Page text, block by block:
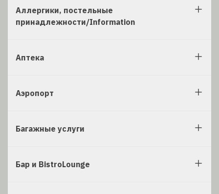
Аллергики, постельные
принадлежности/Information
Аптека
Аэропорт
Багажные услуги
Бар и BistroLounge